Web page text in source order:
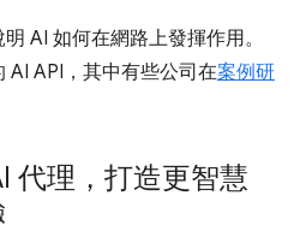
AI 如何在網路上發揮作用。
AI API，其中有些公司在案例研
代理，打造更智慧